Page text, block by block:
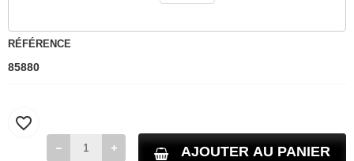
RÉFÉRENCE
85880
AJOUTER AU PANIER
favorite_border